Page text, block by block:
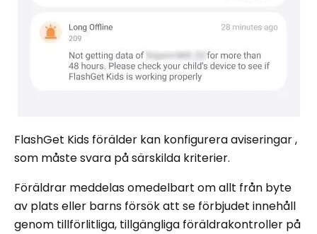
FlashGet Kids förälder kan konfigurera aviseringar ,
som måste svara på särskilda kriterier.
Föräldrar meddelas omedelbart om allt från byte
av plats eller barns försök att se förbjudet innehåll
genom tillförlitliga, tillgängliga föräldrakontroller på